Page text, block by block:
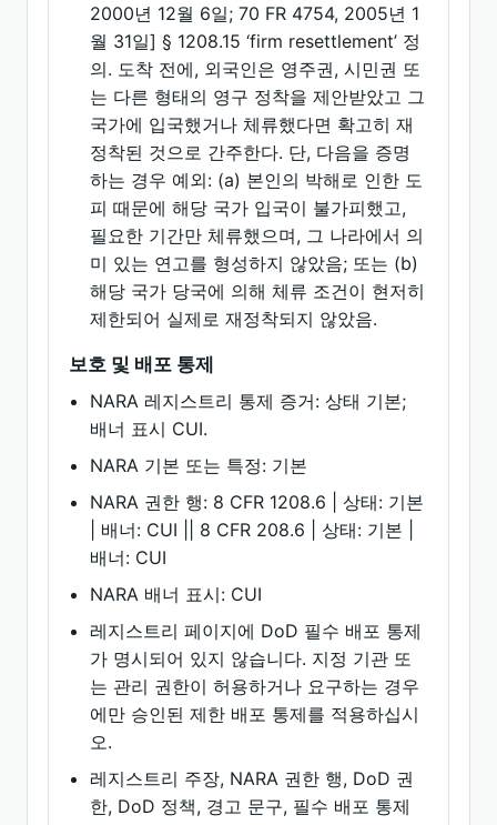
2000년 12월 6일; 70 FR 4754, 2005년 1
월 31일] § 1208.15 ‘firm resettlement’ 정
의. 도착 전에, 외국인은 영주권, 시민권 또
는 다른 형태의 영구 정착을 제안받았고 그
국가에 입국했거나 체류했다면 확고히 재
정착된 것으로 간주한다. 단, 다음을 증명
하는 경우 예외: (a) 본인의 박해로 인한 도
피 때문에 해당 국가 입국이 불가피했고,
필요한 기간만 체류했으며, 그 나라에서 의
미 있는 연고를 형성하지 않았음; 또는 (b)
해당 국가 당국에 의해 체류 조건이 현저히
제한되어 실제로 재정착되지 않았음.
보호 및 배포 통제
NARA 레지스트리 통제 증거: 상태 기본;
배너 표시 CUI.
NARA 기본 또는 특정: 기본
NARA 권한 행: 8 CFR 1208.6 | 상태: 기본
| 배너: CUI || 8 CFR 208.6 | 상태: 기본 |
배너: CUI
NARA 배너 표시: CUI
레지스트리 페이지에 DoD 필수 배포 통제
가 명시되어 있지 않습니다. 지정 기관 또
는 관리 권한이 허용하거나 요구하는 경우
에만 승인된 제한 배포 통제를 적용하십시
오.
레지스트리 주장, NARA 권한 행, DoD 권
한, DoD 정책, 경고 문구, 필수 배포 통제